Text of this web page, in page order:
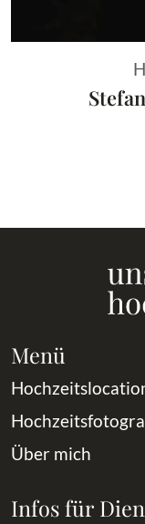
Menü
Über mich
Infos für